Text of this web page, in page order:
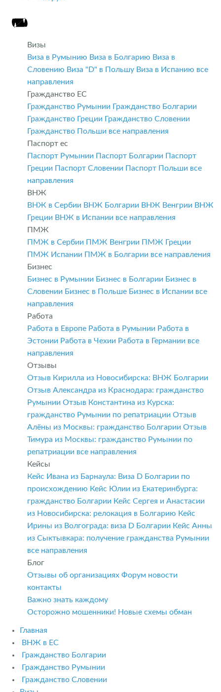
Визы
Виза в Румынию Виза в Болгарию Виза в
Словению Виза "D" в Польшу Виза в Испанию все
направления
Гражданство ЕС
Гражданство Румынии Гражданство Болгарии
Гражданство Греции Гражданство Словении
Гражданство Польши все направления
Паспорт ес
Паспорт Румынии Паспорт Болгарии Паспорт
Греции Паспорт Словении Паспорт Польши все
направления
ВНЖ
ВНЖ в Сербии ВНЖ Болгарии ВНЖ Венгрии ВНЖ
Греции ВНЖ в Испании все направления
ПМЖ
ПМЖ в Сербии ПМЖ Венгрии ПМЖ Греции
ПМЖ Испании ПМЖ в Болгарии все направления
Бизнес
Бизнес в Румынии Бизнес в Болгарии Бизнес в
Словении Бизнес в Польше Бизнес в Испании все
направления
Работа
Работа в Европе Работа в Румынии Работа в
Эстонии Работа в Чехии Работа в Германии все
направления
Отзывы
Отзыв Кирилла из Новосибирска: ВНЖ Болгарии
Отзыв Александра из Краснодара: гражданство
Румынии Отзыв Константина из Курска:
гражданство Румынии по репатриации Отзыв
Алёны из Москвы: гражданство Болгарии Отзыв
Тимура из Москвы: гражданство Румынии по
репатриации все направления
Кейсы
Кейс Ивана из Барнаула: Виза D Болгарии по
происхождению Кейс Юлии из Екатеринбурга:
гражданство Болгарии Кейс Сергея и Анастасии
из Новосибирска: релокация в Болгарию Кейс
Ирины из Волгограда: виза D Болгарии Кейс Анны
из Сыктывкара: получение гражданства Румынии
все направления
Блог
Отзывы об организациях Форум новости
контакты
Важно знать каждому
Осторожно мошенники! Новые схемы обман
Главная
ВНЖ в ЕС
Гражданство Болгарии
Гражданство Румынии
Гражданство Словении